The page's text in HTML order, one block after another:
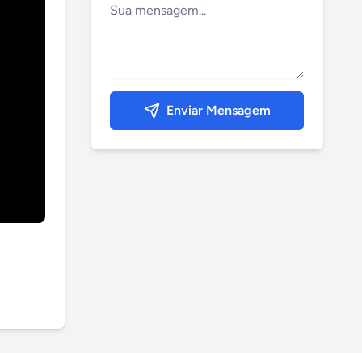
Enviar Mensagem